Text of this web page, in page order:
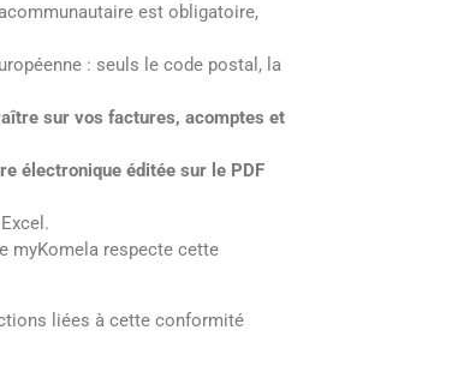
est obligatoire,
: seuls le code postal, la
sur vos factures, acomptes et
électronique éditée sur le PDF
myKomela respecte cette
liées à cette conformité